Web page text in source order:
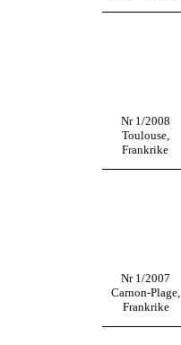
Nr 1/2008
Toulouse,
Frankrike
Nr 1/2007
Carnon-Plage,
Frankrike